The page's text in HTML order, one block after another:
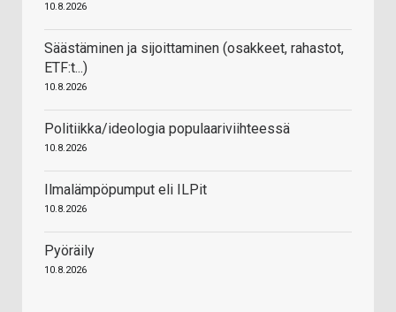
10.8.2026
Säästäminen ja sijoittaminen (osakkeet, rahastot,
ETF:t...)
10.8.2026
Politiikka/ideologia populaariviihteessä
10.8.2026
Ilmalämpöpumput eli ILPit
10.8.2026
Pyöräily
10.8.2026